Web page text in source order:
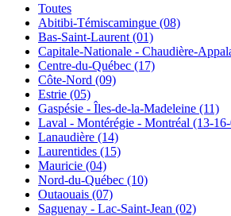
Toutes
Abitibi-Témiscamingue (08)
Bas-Saint-Laurent (01)
Capitale-Nationale - Chaudière-
Centre-du-Québec (17)
Côte-Nord (09)
Estrie (05)
Gaspésie - Îles-de-la-Madeleine (11)
Laval - Montérégie - Montréal (13-
Lanaudière (14)
Laurentides (15)
Mauricie (04)
Nord-du-Québec (10)
Outaouais (07)
Saguenay - Lac-Saint-Jean (02)